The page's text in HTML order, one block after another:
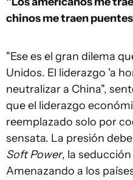
chinos me traen
"Ese es el gran dilema
Unidos. El liderazgo 'a
neutralizar a China",
que el liderazgo
reemplazado solo por
sensata. La presión
Soft Power, la
Amenazando a los